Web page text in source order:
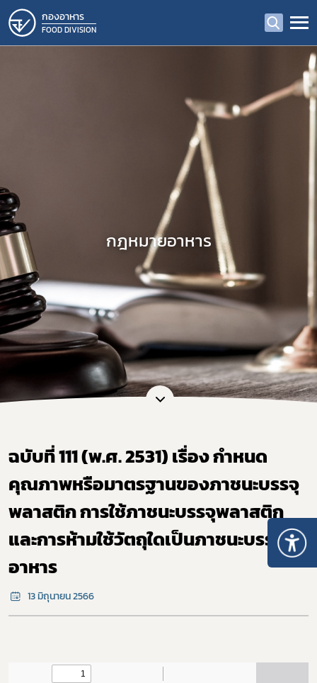
กองอาหาร
FOOD DIVISION
กฎหมายอาหาร
ฉบับที่ 111 (พ.ศ. 2531) เรื่อง กำหนด
คุณภาพหรือมาตรฐานของภาชนะบรรจุ
พลาสติก การใช้ภาชนะบรรจุพลาสติก
และการห้ามใช้วัตถุใดเป็นภาชนะบรรจุ
อาหาร
13 มิถุนายน 2566